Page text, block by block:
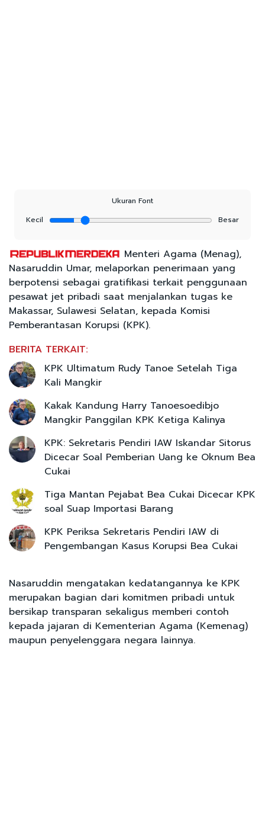
Ukuran Font
Kecil
Besar
Menteri Agama (Menag),
Nasaruddin Umar, melaporkan penerimaan yang
berpotensi sebagai gratifikasi terkait penggunaan
pesawat jet pribadi saat menjalankan tugas ke
Makassar, Sulawesi Selatan, kepada Komisi
Pemberantasan Korupsi (KPK).
BERITA TERKAIT:
KPK Ultimatum Rudy Tanoe Setelah Tiga
Kali Mangkir
Kakak Kandung Harry Tanoesoedibjo
Mangkir Panggilan KPK Ketiga Kalinya
KPK: Sekretaris Pendiri IAW Iskandar Sitorus
Dicecar Soal Pemberian Uang ke Oknum Bea
Cukai
Tiga Mantan Pejabat Bea Cukai Dicecar KPK
soal Suap Importasi Barang
KPK Periksa Sekretaris Pendiri IAW di
Pengembangan Kasus Korupsi Bea Cukai
Nasaruddin mengatakan kedatangannya ke KPK
merupakan bagian dari komitmen pribadi untuk
bersikap transparan sekaligus memberi contoh
kepada jajaran di Kementerian Agama (Kemenag)
maupun penyelenggara negara lainnya.